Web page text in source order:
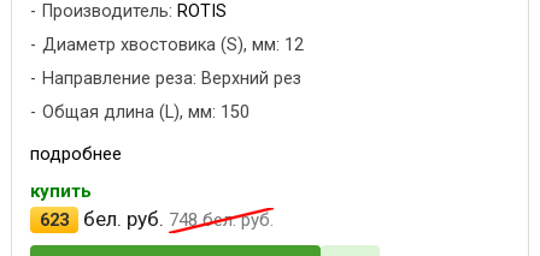
Производитель: ROTIS
Диаметр хвостовика (S), мм: 12
Направление реза: Верхний рез
Общая длина (L), мм: 150
подробнее
купить
623
бел. руб. 748бел. руб.